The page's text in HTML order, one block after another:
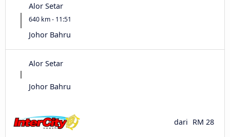
Alor Setar
640 km - 11:51
Johor Bahru
Alor Setar
Johor Bahru
dari RM 28